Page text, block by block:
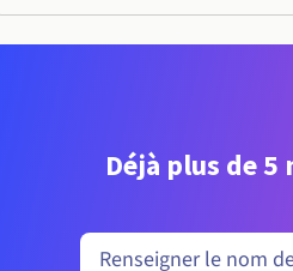
Déjà plus de